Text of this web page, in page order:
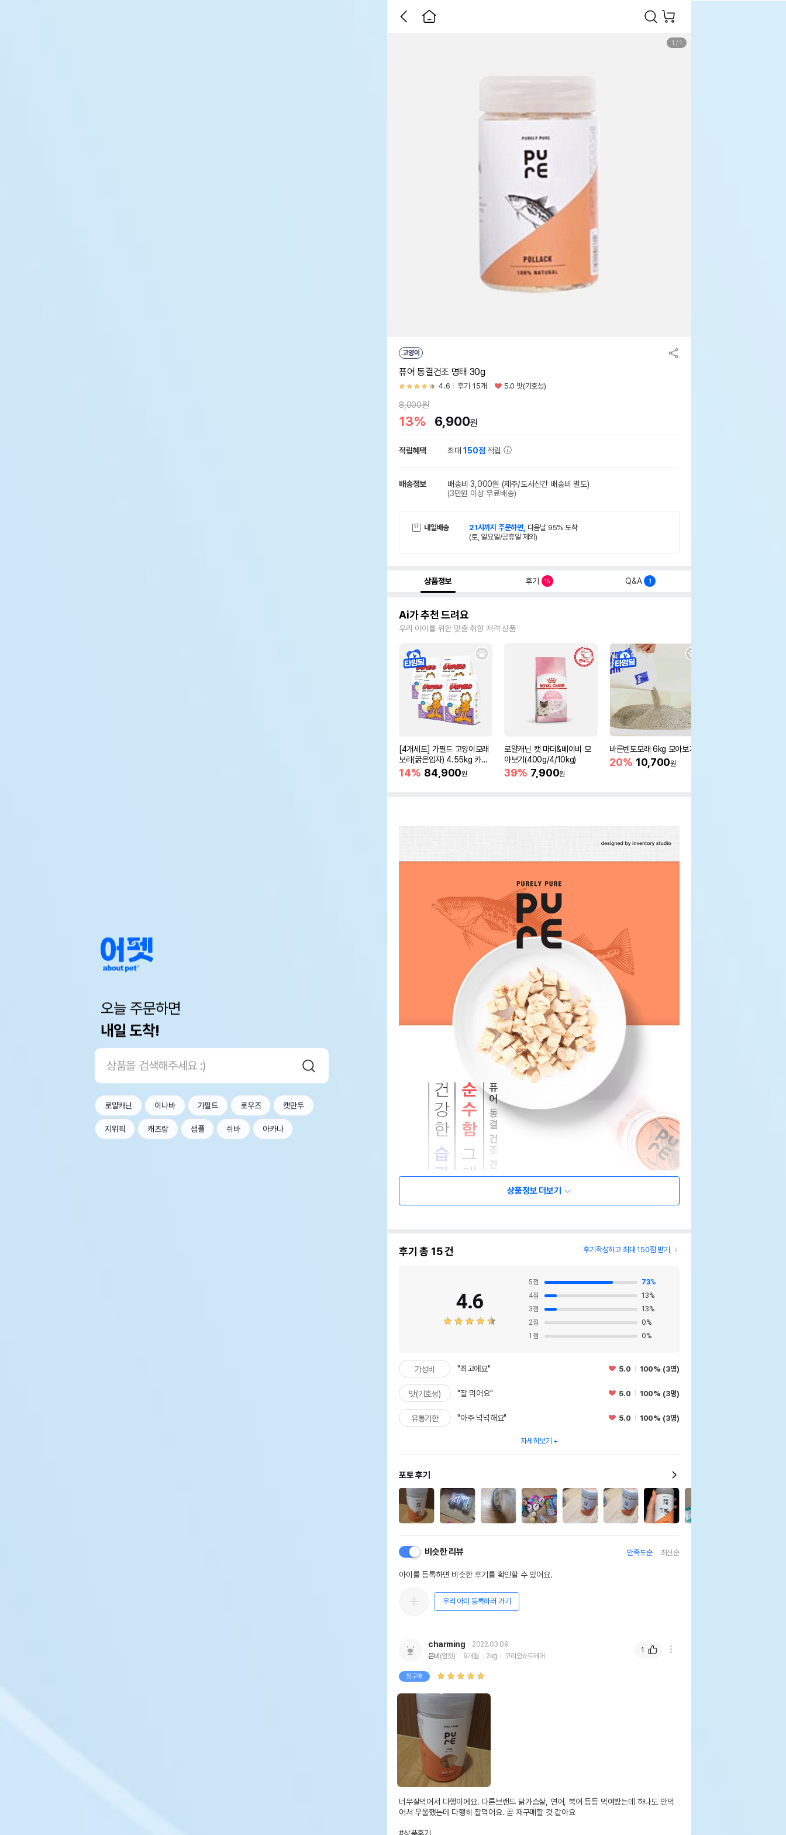
오늘 주문하면
내일 도착!
로얄캐닌 이나바 가필드 로우즈 캣만두
지위픽 캐츠랑 샘플 쉬바 아카나
1 / 1
고양이
퓨어 동결건조 명태 30g
4.6 후기 15개 5.0 맛(기호성)
8,000원
13% 6,900원
적립혜택 최대150점 적립
배송정보 배송비 3,000원 (제주/도서산간 배송비 별도)
(3만원 이상 무료배송)
내일배송 21시까지 주문하면, 다음날 95% 도착
(토, 일요일/공휴일 제외)
상품정보 후기 15 Q&A 1
Ai가 추천 드려요
우리 아이를 위한 맞춤 취향 저격 상품
[4개세트] 가필드 고양이모래
보라(굵은입자) 4.55kg 카사
바모래
14% 84,900원
로얄캐닌 캣 마더&베이비 모
아보기(400g/4/10kg)
39% 7,900원
바른벤토모래 6kg 모아보기
20% 10,700원
상품정보 더보기
후기 총 15건 후기작성하고 최대 150점 받기
4.6
5점 73%
4점 13%
3점 13%
2점 0%
1 점 0%
가성비 "최고에요" 5.0 100% (3명)
맛(기호성) "잘 먹어요" 5.0 100% (3명)
유통기한 "아주 넉넉해요" 5.0 100% (3명)
자세히보기
포토 후기
비슷한 리뷰 만족도순 최신순
아이를 등록하면 비슷한 후기를 확인할 수 있어요.
우리 아이 등록하러 가기
charming
2022.03.09
은비(암컷) 9개월 2kg 코리안쇼트헤어
첫구매
너무잘먹어서 다행이에요. 다른브랜드 닭가슴살, 연어, 북어 등등 먹여봤는데 하나도 안먹
어서 우울했는데 다행히 잘먹어요. 곧 재구매할 것 같아요
1